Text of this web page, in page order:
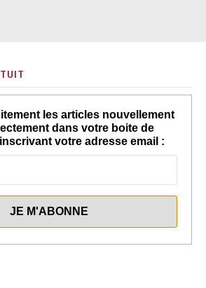
les articles nouvellement
dans votre boite de
votre adresse email :